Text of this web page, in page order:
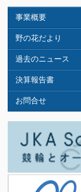
事業概要
野の花だより
過去のニュース
決算報告書
お問合せ